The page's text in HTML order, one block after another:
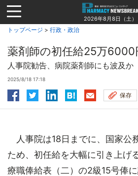
Jump
to
navigation
2026年8月8日（土）
トップページ > 行政・政治
薬剤師の初任給25万6000
人事院勧告、病院薬剤師にも波及か
2025/8/18 17:18
保存
人事院は18日までに、国家公
ため、初任給を大幅に引き上げ
療職俸給表（二）の2級15号俸